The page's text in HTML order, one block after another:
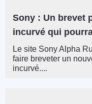
Sony : Un brevet
incurvé qui
Le site Sony Alpha
faire breveter un
incurvé....